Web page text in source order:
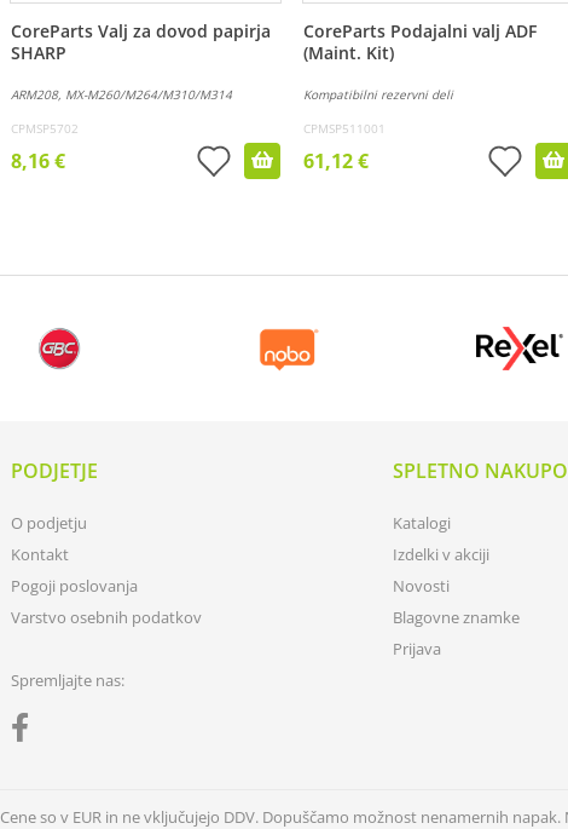
CoreParts Valj za dovod papirja
SHARP
ARM208, MX-M260/M264/M310/M314
CPMSP5702
8,16 €
CoreParts Podajalni valj ADF
(Maint. Kit)
Kompatibilni rezervni deli
CPMSP511001
61,12 €
PODJETJE
O podjetju
Kontakt
Pogoji poslovanja
Varstvo osebnih podatkov
Spremljajte nas:
SPLETNO
Katalogi
Izdelki v akciji
Novosti
Blagovne znamke
Prijava
Cene so v EUR in ne vključujejo DDV. Dopuščamo možnost nenamernih napak.